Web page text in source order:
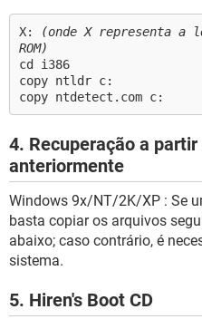
X:
(onde X representa a
ROM)
cd i386
copy ntldr c:
copy ntdetect.com c:
4. Recuperação a
anteriormente
Windows 9x/NT/2K/XP : Se
basta copiar os arquivos
abaixo; caso contrário, é
sistema.
5. Hiren's Boot CD